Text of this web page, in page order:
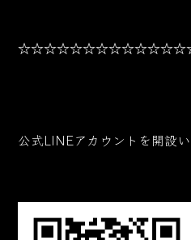
公式LINEアカウントを開設い